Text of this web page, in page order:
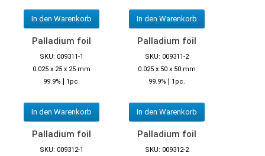
In den Warenkorb In den Warenkorb
Palladium foil
SKU: 009311-1
0.025 x 25 x 25 mm
99.9% | 1pc.
In den Warenkorb
Palladium foil
SKU: 009311-2
0.025 x 50 x 50 mm
99.9% | 1pc.
In den Warenkorb
Palladium foil
SKU: 009312-1
Palladium foil
SKU: 009312-2